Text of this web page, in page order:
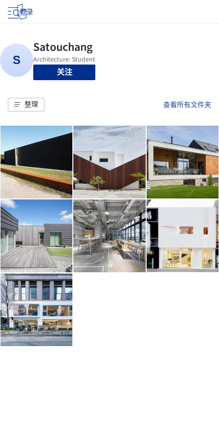
登录
关注
整理 查看所有文件夹